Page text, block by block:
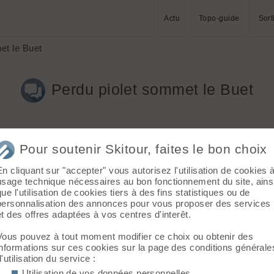
Actu Topo-guide
le Buet
Perdu piolet sommet le Buet
du Buet. Est-ce que quelqu'un l'a récupéré ?
la laisser au café ou de le ramener...Je l'ai ramené sur
Pour soutenir Skitour, faites le bon choix
cliquant sur "accepter" vous autorisez l'utilisation de cookies à
technique nécessaires au bon fonctionnement du site,
l'utilisation de cookies tiers à des fins statistiques ou de
des annonces pour vous proposer des services
des offres adaptées à vos centres d'interêt.
pouvez à tout moment modifier ce choix ou obtenir des
sur ces cookies sur la page des conditions
du service :